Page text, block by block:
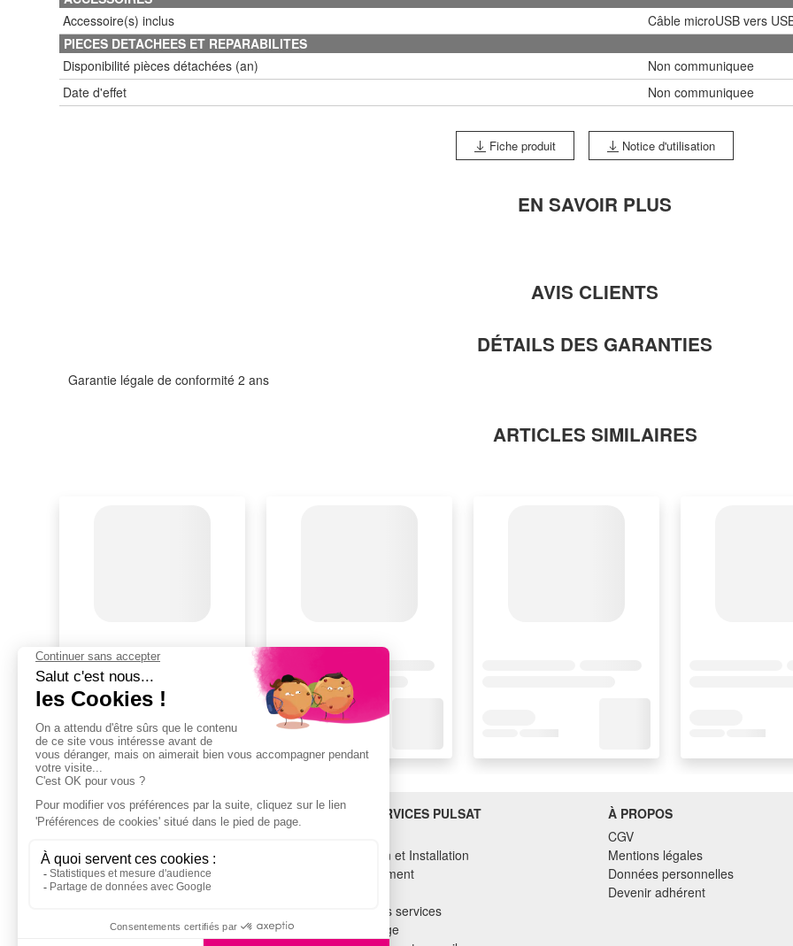
Accessoire(s) inclus
Câble microUSB vers
PIECES DETACHEES ET REPARABILITES
Disponibilité pièces détachées (an)
Non communiquee
Date d'effet
Non communiquee
Fiche produit Notice d'utilisation
EN SAVOIR PLUS
AVIS CLIENTS
DÉTAILS DES GARANTIES
Garantie légale de conformité 2 ans
ARTICLES SIMILAIRES
BESOIN D'AIDE ?
TROUVEZ-NOUS !
LES SERVICES PULSAT
Livraison et Installation
Financement
Tous nos services
Recyclage
À PROPOS
CGV
Mentions légales
Données personnelles
Devenir adhérent